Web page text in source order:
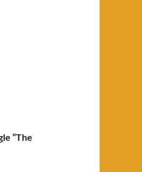
“The